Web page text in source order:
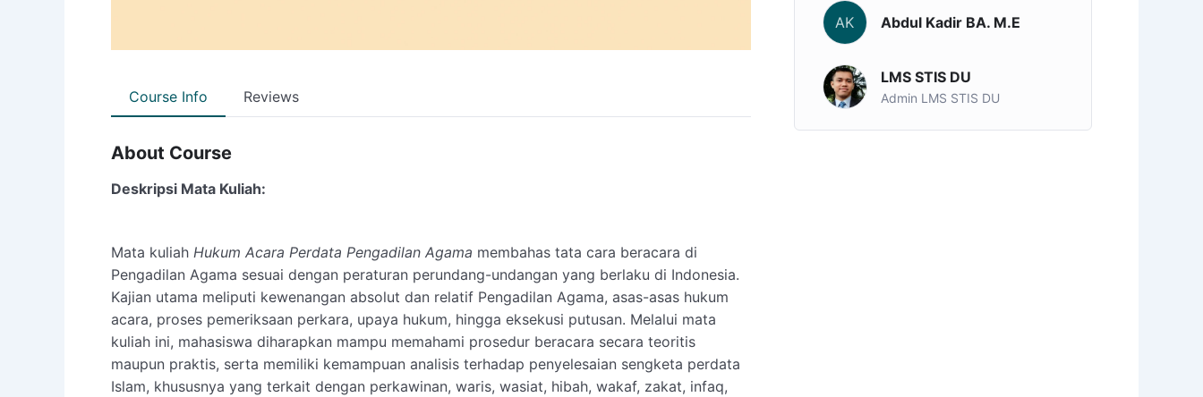
Course Info Reviews
About Course
Deskripsi Mata Kuliah:
Mata kuliah Hukum Acara Perdata Pengadilan Agama membahas tata cara beracara di
Pengadilan Agama sesuai dengan peraturan perundang-undangan yang berlaku di Indonesia.
Kajian utama meliputi kewenangan absolut dan relatif Pengadilan Agama, asas-asas hukum
acara, proses pemeriksaan perkara, upaya hukum, hingga eksekusi putusan. Melalui mata
kuliah ini, mahasiswa diharapkan mampu memahami prosedur beracara secara teoritis
maupun praktis, serta memiliki kemampuan analisis terhadap penyelesaian sengketa perdata
Islam, khususnya yang terkait dengan perkawinan, waris, wasiat, hibah, wakaf, zakat, infaq,
AK Abdul Kadir BA. M.E
LMS STIS DU
Admin LMS STIS DU